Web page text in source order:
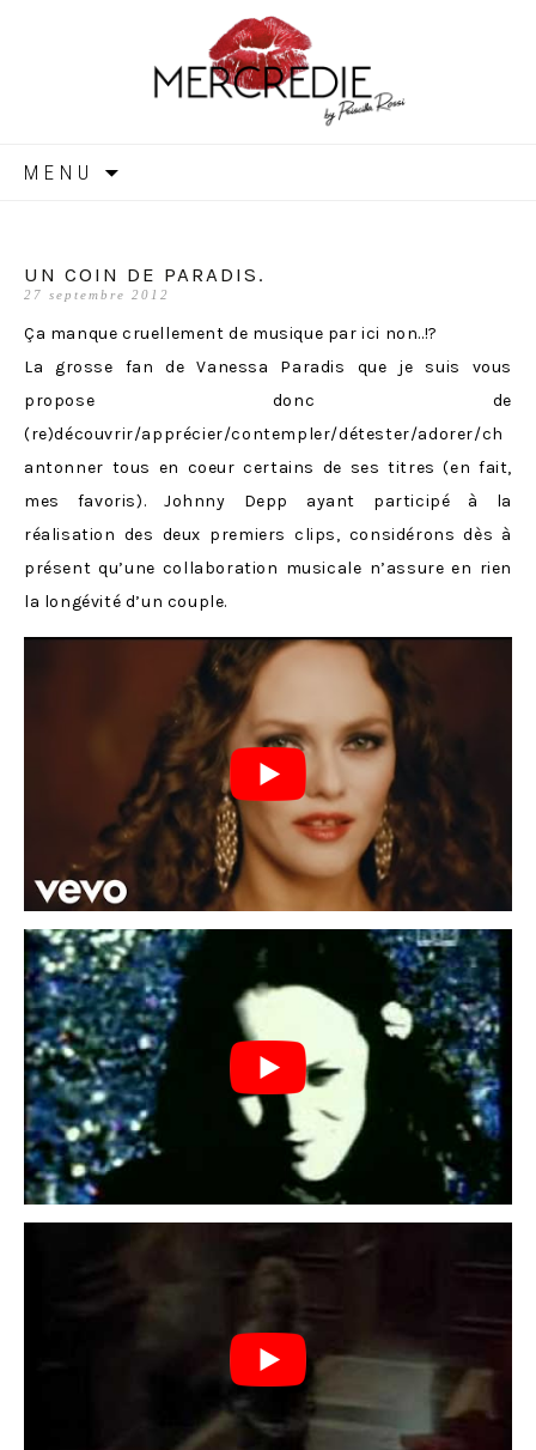
MERCREDIE
MENU
UN COIN DE PARADIS.
27 septembre 2012
Ça manque cruellement de musique par ici non..!?
La grosse fan de Vanessa Paradis que je suis vous
propose donc de
(re)découvrir/apprécier/contempler/détester/adorer/ch
antonner tous en coeur certains de ses titres (en fait,
mes favoris). Johnny Depp ayant participé à la
réalisation des deux premiers clips, considérons dès à
présent qu’une collaboration musicale n’assure en rien
la longévité d’un couple.